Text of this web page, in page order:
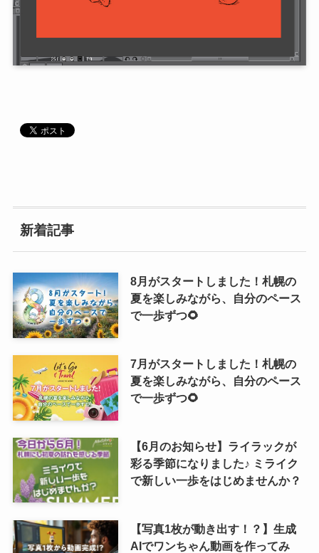
新着記事
8月がスタートしました！札幌の
夏を楽しみながら、自分のペース
で一歩ずつ🌻
7月がスタートしました！札幌の
夏を楽しみながら、自分のペース
で一歩ずつ🌻
【6月のお知らせ】ライラックが
彩る季節になりました♪ ミライク
で新しい一歩をはじめませんか？
【写真1枚が動き出す！？】生成
AIでワンちゃん動画を作ってみ